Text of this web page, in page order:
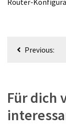
Router-
Previous:
Für dich